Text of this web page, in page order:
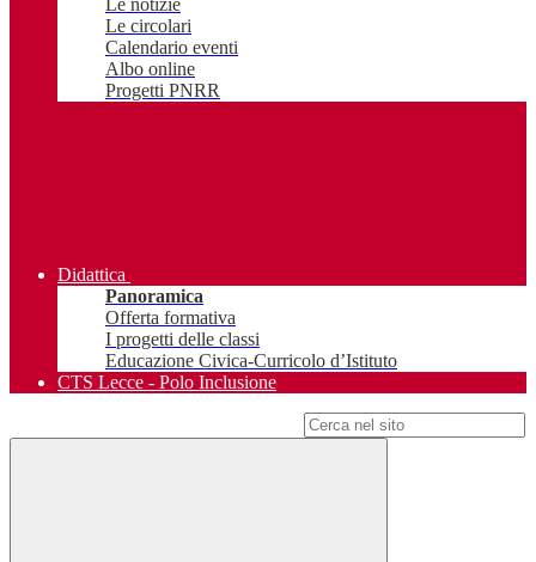
Le notizie
Le circolari
Calendario eventi
Albo online
Progetti PNRR
Didattica
Panoramica
Offerta formativa
I progetti delle classi
Educazione Civica-Curricolo d’Istituto
CTS Lecce - Polo Inclusione